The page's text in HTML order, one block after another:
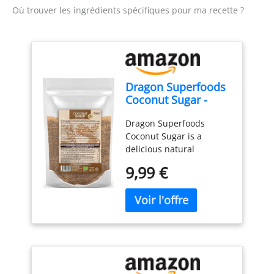
Où trouver les ingrédients spécifiques pour ma recette ?
Dragon Superfoods
Coconut Sugar -
Unrefined, Vegan
and Gluten-Free -
1kg
Dragon Superfoods
Coconut Sugar is a
delicious natural
dehydrated coconut
blossom nectar. The
flavor has a subtle hint of
caramel that blends well
into any dessert recipe or
herbal sweetener can
9,99 €